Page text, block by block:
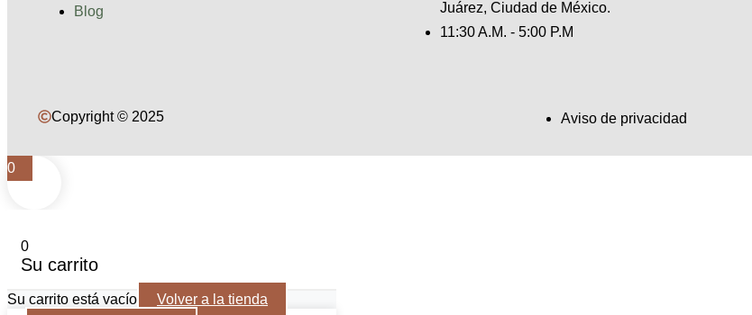
Blog
Juárez, Ciudad de México.
11:30 A.M. - 5:00 P.M
Copyright © 2025 Aviso de privacidad
0
0
Su carrito
Su carrito está vacío Volver a la tienda